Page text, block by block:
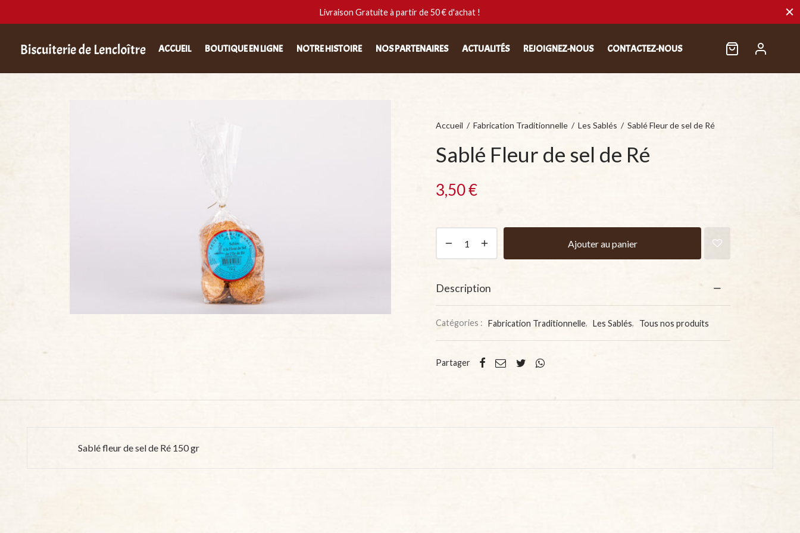
Livraison Gratuite à partir de 50 € d'achat !
ACCUEIL BOUTIQUE EN LIGNE NOTRE HISTOIRE NOS PARTENAIRES ACTUALITÉS REJOIGNEZ-NOUS CONTACTEZ-NOUS
Accueil / Fabrication Traditionnelle / Les Sablés / Sablé Fleur de sel de Ré
Sablé Fleur de sel de Ré
3,50€
Ajouter au panier
Description
Catégories : Fabrication Traditionnelle, Les Sablés, Tous nos produits
Partager
Sablé fleur de sel de Ré 150 gr